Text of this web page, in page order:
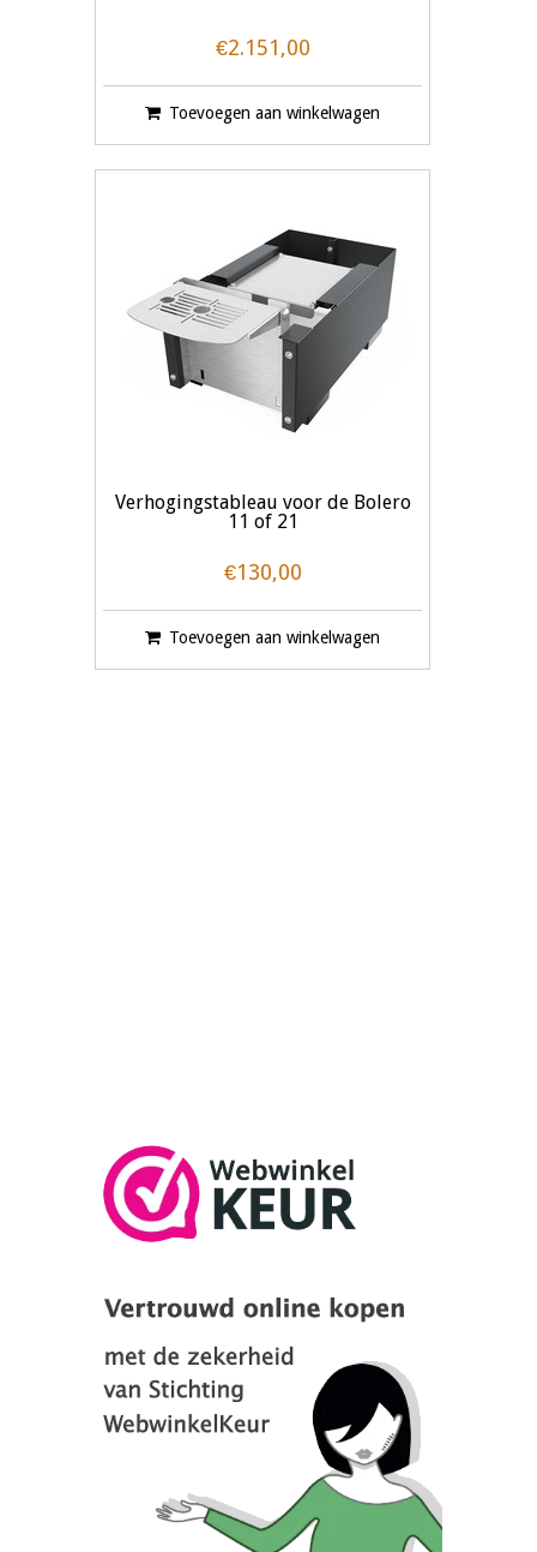
€2.151,00
Toevoegen aan winkelwagen
Verhogingstableau voor de Bolero
11 of 21
€130,00
Toevoegen aan winkelwagen